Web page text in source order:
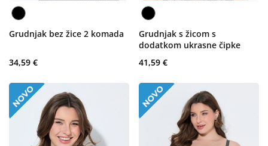
Grudnjak bez žice 2 komada
34,59 €
Grudnjak s žicom s
dodatkom ukrasne čipke
41,59 €